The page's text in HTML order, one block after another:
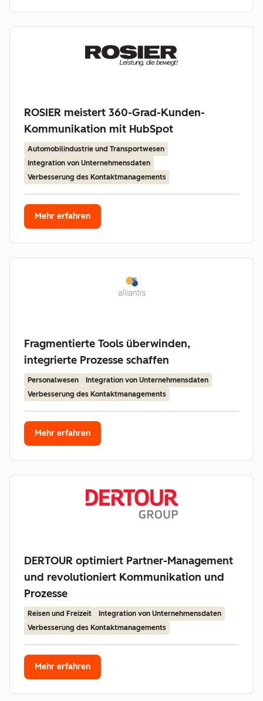
ROSIER meistert 360-Grad-Kunden-
Kommunikation mit HubSpot
Automobilindustrie und Transportwesen
Integration von Unternehmensdaten
Verbesserung des Kontaktmanagements
Mehr erfahren
Fragmentierte Tools überwinden,
integrierte Prozesse schaffen
Personalwesen
Integration von Unternehmensdaten
Verbesserung des Kontaktmanagements
Mehr erfahren
DERTOUR optimiert Partner-Management
und revolutioniert Kommunikation und
Prozesse
Reisen und Freizeit
Integration von Unternehmensdaten
Verbesserung des Kontaktmanagements
Mehr erfahren